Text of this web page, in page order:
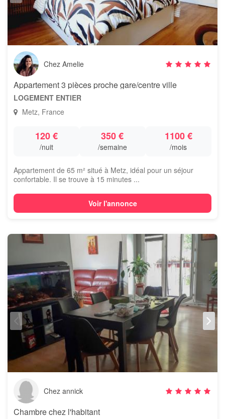
Chez Amelie
Appartement 3 pièces proche gare/centre ville
LOGEMENT ENTIER
Metz, France
120 €
/nuit
350 €
/semaine
1100 €
/mois
Appartement de 65 m² situé à Metz, idéal pour un séjour
confortable. Il se trouve à 15 minutes ...
Voir l'annonce
Chez annick
Chambre chez l'habitant